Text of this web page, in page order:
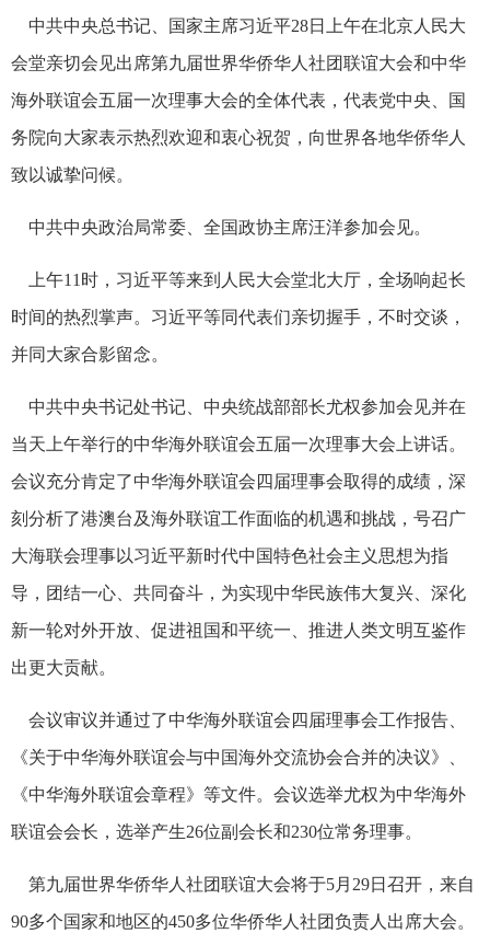
中共中央总书记、国家主席习近平28日上午在北京人民大
会堂亲切会见出席第九届世界华侨华人社团联谊大会和中华
海外联谊会五届一次理事大会的全体代表，代表党中央、国
务院向大家表示热烈欢迎和衷心祝贺，向世界各地华侨华人
致以诚挚问候。
中共中央政治局常委、全国政协主席汪洋参加会见。
上午11时，习近平等来到人民大会堂北大厅，全场响起长
时间的热烈掌声。习近平等同代表们亲切握手，不时交谈，
并同大家合影留念。
中共中央书记处书记、中央统战部部长尤权参加会见并在
当天上午举行的中华海外联谊会五届一次理事大会上讲话。
会议充分肯定了中华海外联谊会四届理事会取得的成绩，深
刻分析了港澳台及海外联谊工作面临的机遇和挑战，号召广
大海联会理事以习近平新时代中国特色社会主义思想为指
导，团结一心、共同奋斗，为实现中华民族伟大复兴、深化
新一轮对外开放、促进祖国和平统一、推进人类文明互鉴作
出更大贡献。
会议审议并通过了中华海外联谊会四届理事会工作报告、
《关于中华海外联谊会与中国海外交流协会合并的决议》、
《中华海外联谊会章程》等文件。会议选举尤权为中华海外
联谊会会长，选举产生26位副会长和230位常务理事。
第九届世界华侨华人社团联谊大会将于5月29日召开，来自
90多个国家和地区的450多位华侨华人社团负责人出席大会。